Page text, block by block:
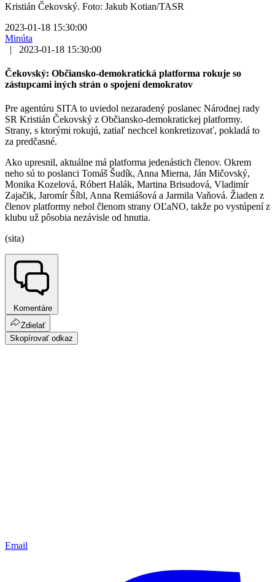
Kristián Čekovský. Foto: Jakub Kotian/TASR
2023-01-18 15:30:00
Minúta
|
2023-01-18 15:30:00
Čekovský: Občiansko-demokratická platforma rokuje so
zástupcami iných strán o spojení demokratov
Pre agentúru SITA to uviedol nezaradený poslanec Národnej rady
SR Kristián Čekovský z Občiansko-demokratickej platformy.
Strany, s ktorými rokujú, zatiaľ nechcel konkretizovať, pokladá to
za predčasné.
Ako upresnil, aktuálne má platforma jedenástich členov. Okrem
neho sú to poslanci Tomáš Šudík, Anna Mierna, Ján Mičovský,
Monika Kozelová, Róbert Halák, Martina Brisudová, Vladimír
Zajačik, Jaromír Šíbl, Anna Remiášová a Jarmila Vaňová. Žiaden z
členov platformy nebol členom strany OĽaNO, takže po vystúpení z
klubu už pôsobia nezávisle od hnutia.
(sita)
Komentáre
Zdielať
Skopírovať odkaz
Email